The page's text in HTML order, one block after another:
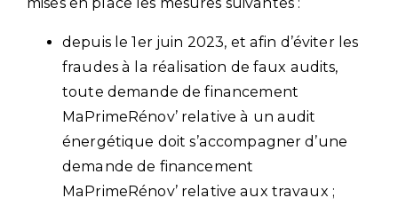
depuis le 1er juin 2023, et afin d’éviter les
fraudes à la réalisation de faux audits,
toute demande de financement
MaPrimeRénov’ relative à un audit
énergétique doit s’accompagner d’une
demande de financement
MaPrimeRénov’ relative aux travaux ;